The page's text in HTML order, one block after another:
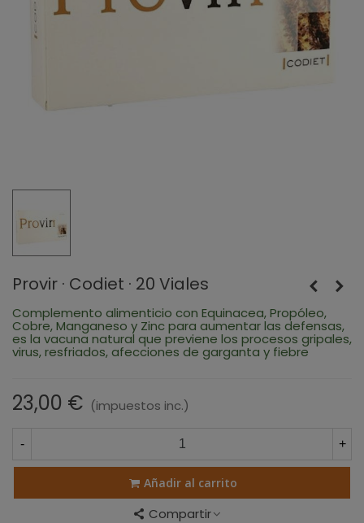
Provir · Codiet · 20 Viales
Complemento alimenticio con Equinacea, Propóleo,
Cobre, Manganeso y Zinc para aumentar las defensas,
es la vacuna natural que previene los procesos gripales,
virus, resfriados, afecciones de garganta y fiebre
23,00 € (impuestos inc.)
- +
Añadir al carrito
Compartir